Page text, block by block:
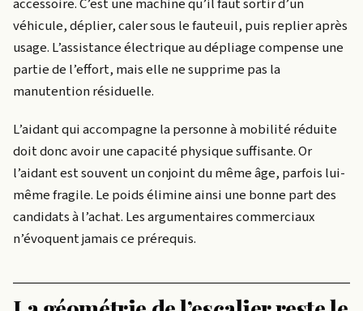
accessoire. C’est une machine qu’il faut sortir d’un
véhicule, déplier, caler sous le fauteuil, puis replier après
usage. L’assistance électrique au dépliage compense une
partie de l’effort, mais elle ne supprime pas la
manutention résiduelle.
L’aidant qui accompagne la personne à mobilité réduite
doit donc avoir une capacité physique suffisante. Or
l’aidant est souvent un conjoint du même âge, parfois lui-
même fragile. Le poids élimine ainsi une bonne part des
candidats à l’achat. Les argumentaires commerciaux
n’évoquent jamais ce prérequis.